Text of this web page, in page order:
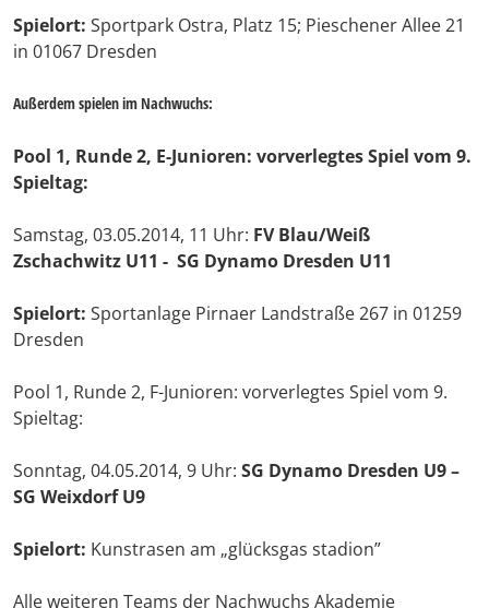
Spielort: Sportpark Ostra, Platz 15; Pieschener Allee 21
in 01067 Dresden
Außerdem spielen im Nachwuchs:
Pool 1, Runde 2, E-Junioren: vorverlegtes Spiel vom 9.
Spieltag:
Samstag, 03.05.2014, 11 Uhr: FV Blau/Weiß
Zschachwitz U11 - SG Dynamo Dresden U11
Spielort: Sportanlage Pirnaer Landstraße 267 in 01259
Dresden
Pool 1, Runde 2, F-Junioren: vorverlegtes Spiel vom 9.
Spieltag:
Sonntag, 04.05.2014, 9 Uhr: SG Dynamo Dresden U9 –
SG Weixdorf U9
Spielort: Kunstrasen am „glücksgas stadion”
Alle weiteren Teams der Nachwuchs Akademie